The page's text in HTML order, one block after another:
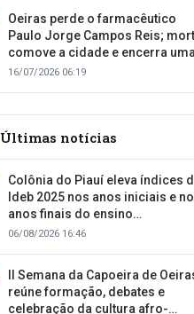
Oeiras perde o farmacêutico
Paulo Jorge Campos Reis;
comove a cidade e encerra uma
trajetória dedicada ao cuidado
16/07/2026 06:19
Últimas notícias
Colônia do Piauí eleva índices
Ideb 2025 nos anos iniciais e
anos finais do ensino
fundamental
06/08/2026 16:46
II Semana da Capoeira de
reúne formação, debates e
celebração da cultura afro-